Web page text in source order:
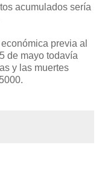
acumulados sería
previa al
de mayo todavía
y las muertes